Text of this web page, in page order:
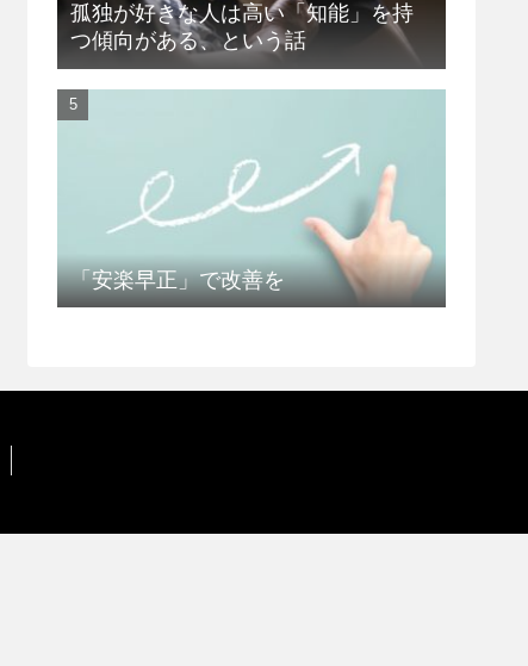
孤独が好きな人は高い「知能」を持
つ傾向がある、という話
「安楽早正」で改善を